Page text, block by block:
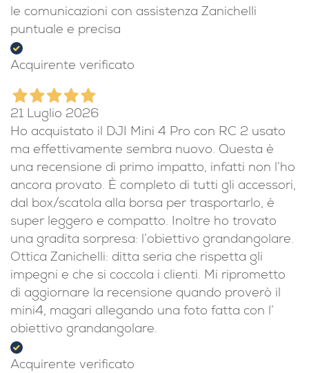
21 Luglio 2026
Ottimo rapporto qualità prezzo imballo curato
ho acquistato Nikon d810. Spedizione puntuale
le comunicazioni con assistenza Zanichelli
Acquirente verificato
21 Luglio 2026
Ho acquistato il DJI Mini 4 Pro con RC 2 usato
ma effettivamente sembra nuovo. Questa è
una recensione di primo impatto, infatti non l’ho
ancora provato. È completo di tutti gli accessori,
dal box/scatola alla borsa per trasportarlo, è
super leggero e compatto. Inoltre ho trovato
una gradita sorpresa: l’obiettivo grandangolare.
Ottica Zanichelli: ditta seria che rispetta gli
impegni e che si coccola i clienti. Mi riprometto
di aggiornare la recensione quando proverò il
mini4, magari allegando una foto fatta con l’